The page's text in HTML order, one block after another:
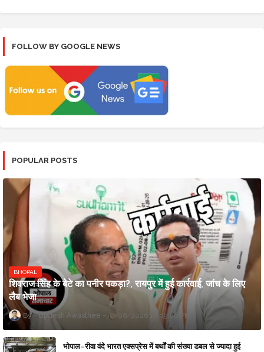
FOLLOW BY GOOGLE NEWS
POPULAR POSTS
BHOPAL
शिवराज सिंह के बेटे का पनीर पकड़ा?, रायपुर में हुई कार्रवाई, जांच के लिए
लैब भेजा
Updesh Awasthee 8/06/2026 10:09:00 PM
भोपाल–रीवा वंदे भारत एक्सप्रेस में बर्थों की संख्या डबल से ज्यादा हुई